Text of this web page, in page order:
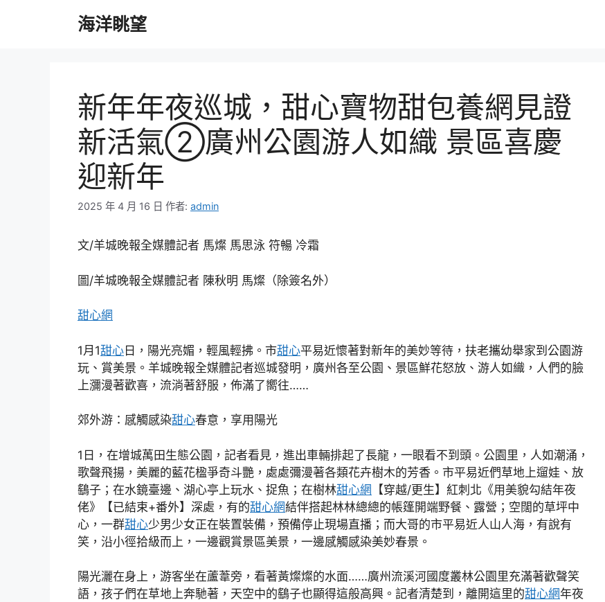
海洋眺望
新年年夜巡城，甜心寶物甜包養網見證
新活氣②廣州公園游人如織 景區喜慶
迎新年
2025 年 4 月 16 日 作者: admin
文/羊城晚報全媒體記者 馬燦 馬思泳 符暢 冷霜
圖/羊城晚報全媒體記者 陳秋明 馬燦（除簽名外）
甜心網
1月1甜心日，陽光亮媚，輕風輕拂。市甜心平易近懷著對新年的美妙等待，扶老攜幼舉家到公園游
玩、賞美景。羊城晚報全媒體記者巡城發明，廣州各至公園、景區鮮花怒放、游人如織，人們的臉
上瀰漫著歡喜，流淌著舒服，佈滿了嚮往……
郊外游：感觸感染甜心春意，享用陽光
1日，在增城萬田生態公園，記者看見，進出車輛排起了長龍，一眼看不到頭。公園里，人如潮涌，
歌聲飛揚，美麗的藍花楹爭奇斗艷，處處彌漫著各類花卉樹木的芳香。市平易近們草地上遛娃、放
鷂子；在水鏡臺邊、湖心亭上玩水、捉魚；在樹林甜心網 【穿越/更生】紅刺北《用美貌勾結年夜
佬》【已結束+番外】深處，有的甜心網結伴搭起林林總總的帳篷開端野餐、露營；空闊的草坪中
心，一群甜心少男少女正在裝置裝備，預備停止現場直播；而大哥的市平易近人山人海，有說有
笑，沿小徑拾級而上，一邊觀賞景區美景，一邊感觸感染美妙春景。
陽光灑在身上，游客坐在蘆葦旁，看著黃燦燦的水面……廣州流溪河國度叢林公園里充滿著歡聲笑
語，孩子們在草地上奔馳著，天空中的鷂子也顯得這般高興。記者清楚到，離開這里的甜心網年夜